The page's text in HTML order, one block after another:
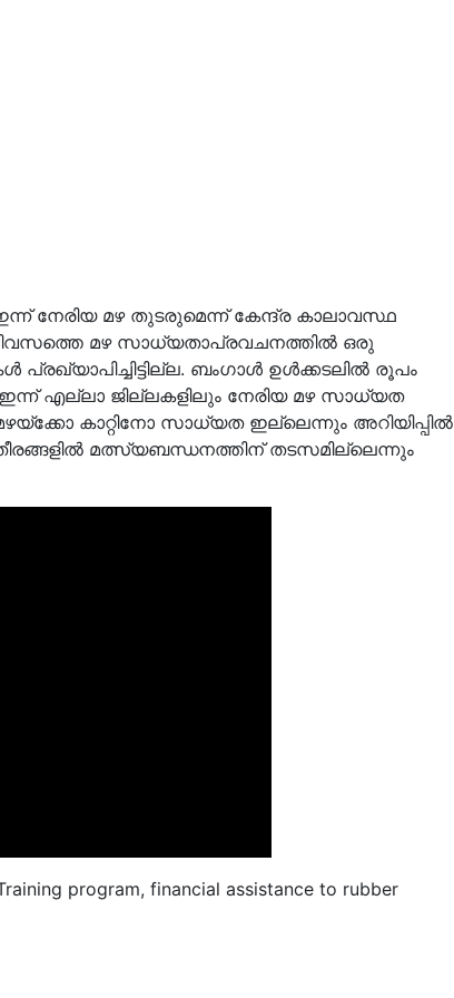
നേരിയ മഴ തുടരുമെന്ന് കേന്ദ്ര കാലാവസ്ഥ
മഴ സാധ്യതാപ്രവചനത്തിൽ ഒരു
പ്രഖ്യാപിച്ചിട്ടില്ല. ബംഗാൾ ഉൾക്കടലിൽ രൂപം
എല്ലാ ജില്ലകളിലും നേരിയ മഴ സാധ്യത
കാറ്റിനോ സാധ്യത ഇല്ലെന്നും അറിയിപ്പിൽ
മത്സ്യബന്ധനത്തിന് തടസമില്ലെന്നും
program, financial assistance to rubber